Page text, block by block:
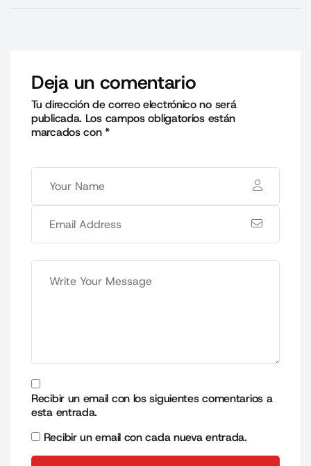
Deja un comentario
Tu dirección de correo electrónico no será
publicada. Los campos obligatorios están
marcados con*
Recibir un email con los siguientes comentarios a
esta entrada.
Recibir un email con cada nueva entrada.